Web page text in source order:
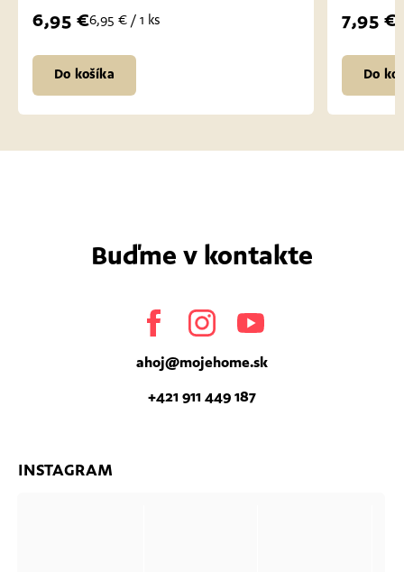
6,95 €6,95 € / 1 ks
Do košíka
7,95 €
Do
Buďme v kontakte
Facebook Instagram
ahoj@mojehome.sk
+421 911 449 187
INSTAGRAM